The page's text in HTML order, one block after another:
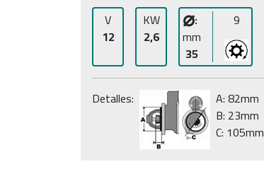
V
12
KW
2,6
⌀:
mm
35
9
Detalles:
A: 82mm
B: 23mm
C: 105mm